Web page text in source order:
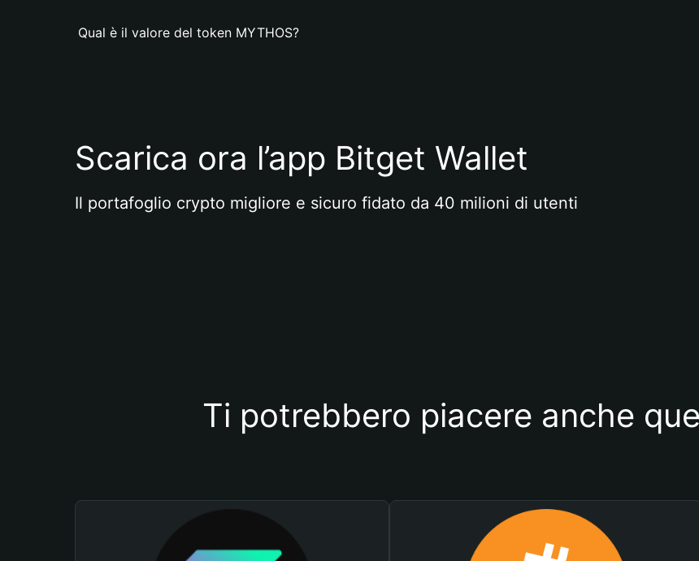
Qual è il valore del token MYTHOS?
Scarica ora l’app Bitget Wallet
Il portafoglio crypto migliore e sicuro fidato da 40 milioni di utenti
Ti potrebbero piacere anche